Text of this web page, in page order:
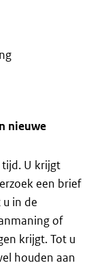
nieuwe
U krijgt
een brief
in de
of
krijgt. Tot u
houden aan